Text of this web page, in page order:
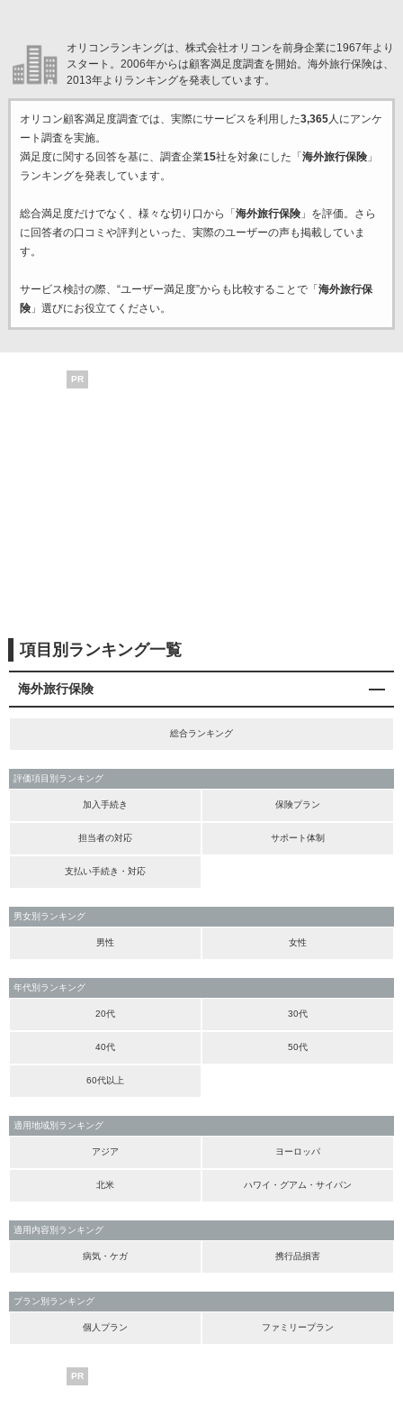
オリコンランキングは、株式会社オリコンを前身企業に1967年より
スタート。2006年からは顧客満足度調査を開始。海外旅行保険は、
2013年よりランキングを発表しています。
オリコン顧客満足度調査では、実際にサービスを利用した3,365人にアンケ
ート調査を実施。
満足度に関する回答を基に、調査企業15社を対象にした「 海外旅行保険」
ランキングを発表しています。
総合満足度だけでなく、様々な切り口から「 海外旅行保険」を評価。さら
に回答者の口コミや評判といった、実際のユーザーの声も掲載していま
す。
サービス検討の際、“ユーザー満足度”からも比較することで「 海外旅行保
険」選びにお役立てください。
PR
項目別ランキング一覧
海外旅行保険
総合ランキング
評価項目別ランキング
加入手続き 保険プラン
担当者の対応 サポート体制
支払い手続き・対応
男女別ランキング
男性 女性
年代別ランキング
20代 30代
40代 50代
60代以上
適用地域別ランキング
アジア ヨーロッパ
北米 ハワイ・グアム・サイパン
適用内容別ランキング
病気・ケガ 携行品損害
プラン別ランキング
個人プラン ファミリープラン
PR